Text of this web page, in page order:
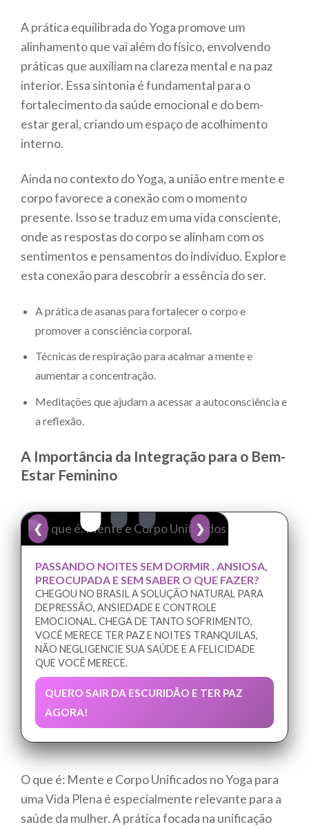
A prática equilibrada do Yoga promove um
alinhamento que vai além do físico, envolvendo
práticas que auxiliam na clareza mental e na paz
interior. Essa sintonia é fundamental para o
fortalecimento da saúde emocional e do bem-
estar geral, criando um espaço de acolhimento
interno.
Ainda no contexto do Yoga, a união entre mente e
corpo favorece a conexão com o momento
presente. Isso se traduz em uma vida consciente,
onde as respostas do corpo se alinham com os
sentimentos e pensamentos do indivíduo. Explore
esta conexão para descobrir a essência do ser.
A prática de asanas para fortalecer o corpo e
promover a consciência corporal.
Técnicas de respiração para acalmar a mente e
aumentar a concentração.
Meditações que ajudam a acessar a autoconsciência e
a reflexão.
A Importância da Integração para o Bem-
Estar Feminino
❮ ❯
PASSANDO NOITES SEM DORMIR , ANSIOSA,
PREOCUPADA E SEM SABER O QUE FAZER?
CHEGOU NO BRASIL A SOLUÇÃO NATURAL PARA
DEPRESSÃO, ANSIEDADE E CONTROLE
EMOCIONAL. CHEGA DE TANTO SOFRIMENTO,
VOCÊ MERECE TER PAZ E NOITES TRANQUILAS,
NÃO NEGLIGENCIE SUA SAÚDE E A FELICIDADE
QUE VOCÊ MERECE.
QUERO SAIR DA ESCURIDÃO E TER PAZ
AGORA!
O que é: Mente e Corpo Unificados no Yoga para
uma Vida Plena é especialmente relevante para a
saúde da mulher. A prática focada na unificação